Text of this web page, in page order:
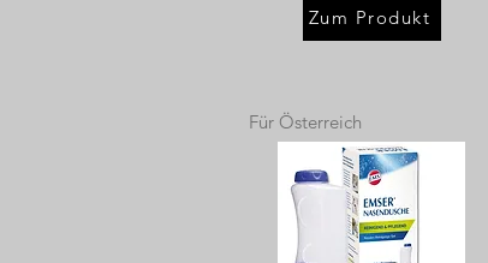
Zum Produkt
Für Österreich